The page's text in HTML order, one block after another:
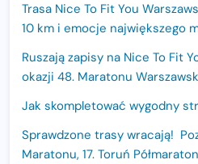
Trasa Nice To Fit You
10 km i emocje największego
Ruszają zapisy na Nice To Fit
okazji 48. Maratonu
Jak skompletować wygodny
Sprawdzone trasy wracają!
Maratonu, 17. Toruń